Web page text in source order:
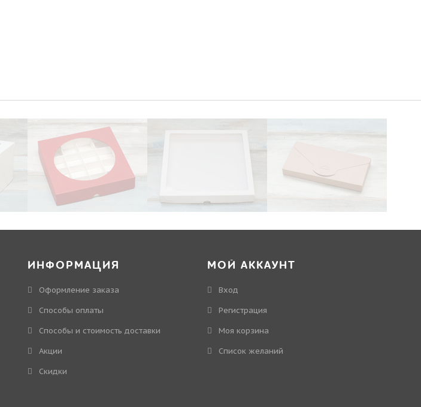
ИНФОРМАЦИЯ
Оформление заказа
Способы оплаты
Способы и стоимость доставки
Акции
Скидки
МОЙ АККАУНТ
Вход
Регистрация
Моя корзина
Cписок желаний